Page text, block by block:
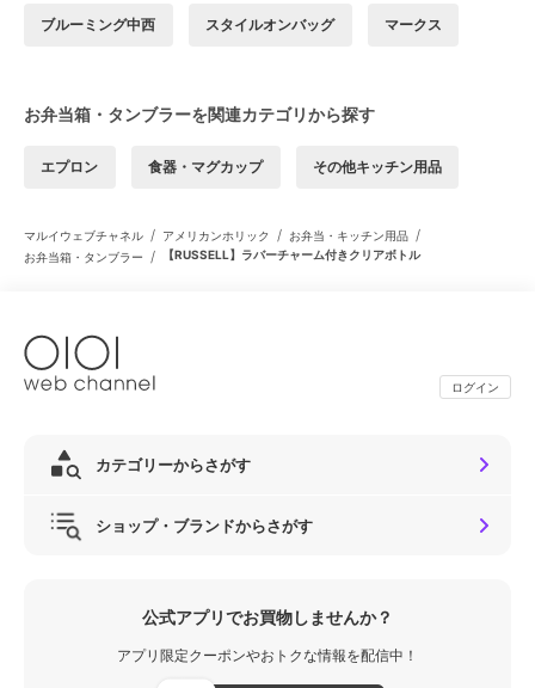
ブルーミング中西 スタイルオンバッグ マークス
お弁当箱・タンブラーを関連カテゴリから探す
エプロン 食器・マグカップ その他キッチン用品
マルイウェブチャネル / アメリカンホリック / お弁当・キッチン用品 /
お弁当箱・タンブラー / 【RUSSELL】ラバーチャーム付きクリアボトル
ログイン
カテゴリーからさがす
ショップ・ブランドからさがす
公式アプリでお買物しませんか？
アプリ限定クーポンやおトクな情報を配信中！